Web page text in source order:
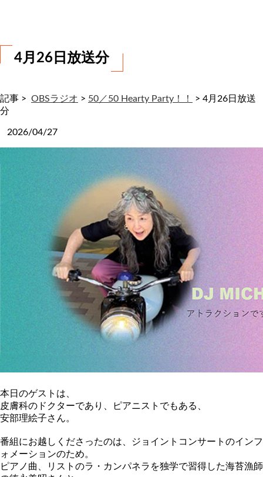
4月26日放送分
記事 > OBSラジオ > 50／50 Hearty Party！！ > 4月26日放送
分
2026/04/27
本日のゲストは、
皮膚科のドクターであり、ピアニストでもある、
安部理絵子さん。
番組にお越しくださったのは、ジョイントコンサートのインフ
ォメ ーションのため。
ピアノ曲、リストのラ・カンパネラを独学で習得した海苔漁師